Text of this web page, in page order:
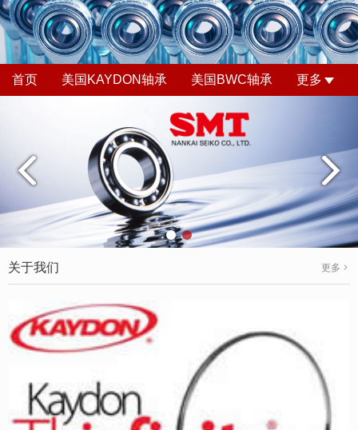
首页 美国KAYDON轴承 美国BWC轴承 更多
关于我们 更多